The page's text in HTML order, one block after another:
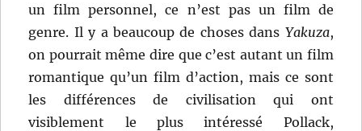
un film personnel, ce n’est pas un film de
genre. Il y a beaucoup de choses dans Yakuza,
on pourrait même dire que c’est autant un film
romantique qu’un film d’action, mais ce sont
les différences de civilisation qui ont
visiblement le plus intéressé Pollack,